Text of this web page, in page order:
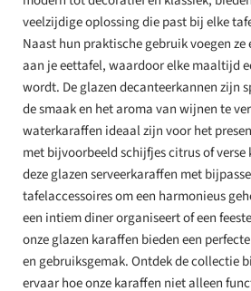
veelzijdige oplossing die past bij elke
Naast hun praktische gebruik voegen
aan je eettafel, waardoor elke maaltijd
wordt. De glazen decanteerkannen zijn
de smaak en het aroma van wijnen te
waterkaraffen ideaal zijn voor het
met bijvoorbeeld schijfjes citrus of
deze glazen serveerkaraffen met
tafelaccessoires om een harmonieus
een intiem diner organiseert of een
onze glazen karaffen bieden een
en gebruiksgemak. Ontdek de collectie
ervaar hoe onze karaffen niet alleen